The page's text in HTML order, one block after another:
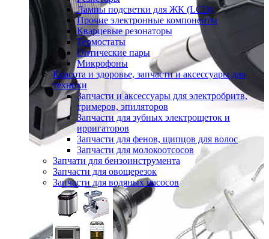
Лампы подсветки для ЖК (LCD)
Прочие электронные компоненты
Кварцевые резонаторы
Термостаты
Оптические пары
Микрофоны
Красота и здоровье, запчасти и аксессуары для
техники
Запчасти и аксессуары для электробритв,
тримеров, эпиляторов
Запчасти для зубных электрощеток и
ирригаторов
Запчасти для фенов, щипцов для волос
Запчасти для молокоотсосов
Запчати для бензоинструмента
Запчасти для овощерезок
Запчасти для водяных насосов